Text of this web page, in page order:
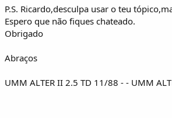
P.S. Ricardo,desculpa usar o teu
Espero que não fiques chateado.
Obrigado
Abraços
UMM ALTER II 2.5 TD 11/88 - - UMM